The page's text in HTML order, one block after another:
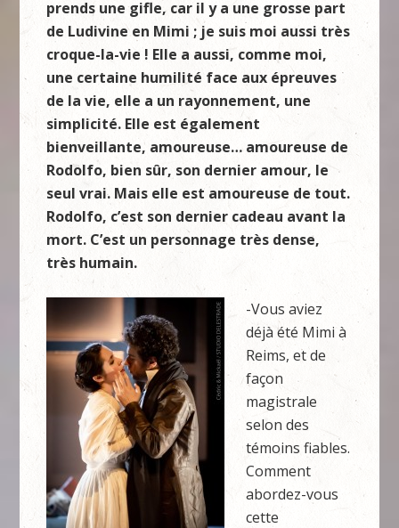
prends une gifle, car il y a une grosse part
de Ludivine en Mimi ; je suis moi aussi très
croque-la-vie ! Elle a aussi, comme moi,
une certaine humilité face aux épreuves
de la vie, elle a un rayonnement, une
simplicité. Elle est également
bienveillante, amoureuse… amoureuse de
Rodolfo, bien sûr, son dernier amour, le
seul vrai. Mais elle est amoureuse de tout.
Rodolfo, c’est son dernier cadeau avant la
mort. C’est un personnage très dense,
très humain.
-Vous aviez
déjà été Mimi à
Reims, et de
façon
magistrale
selon des
témoins fiables.
Comment
abordez-vous
cette